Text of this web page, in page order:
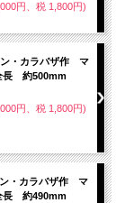
円、税 1,800円)
・カラバザ作 マ
長 約500mm
円、税 1,800円)
・カラバザ作 マ
長 約490mm